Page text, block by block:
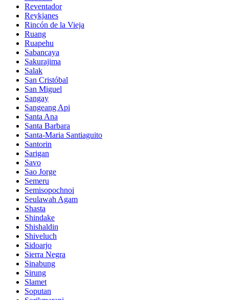
Reventador
Reykjanes
Rincón de la Vieja
Ruang
Ruapehu
Sabancaya
Sakurajima
Salak
San Cristóbal
San Miguel
Sangay
Sangeang Api
Santa Ana
Santa Barbara
Santa-Maria Santiaguito
Santorin
Sarigan
Savo
Sao Jorge
Semeru
Semisopochnoi
Seulawah Agam
Shasta
Shindake
Shishaldin
Shiveluch
Sidoarjo
Sierra Negra
Sinabung
Sirung
Slamet
Soputan